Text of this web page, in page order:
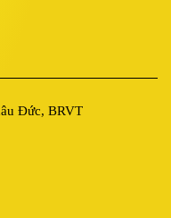
Đức, BRVT